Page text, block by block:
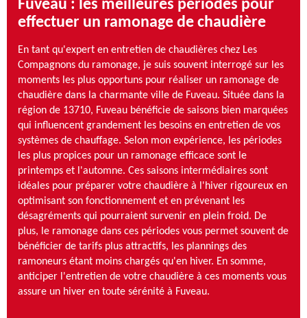
Fuveau : les meilleures périodes pour
effectuer un ramonage de chaudière
En tant qu'expert en entretien de chaudières chez Les
Compagnons du ramonage, je suis souvent interrogé sur les
moments les plus opportuns pour réaliser un ramonage de
chaudière dans la charmante ville de Fuveau. Située dans la
région de 13710, Fuveau bénéficie de saisons bien marquées
qui influencent grandement les besoins en entretien de vos
systèmes de chauffage. Selon mon expérience, les périodes
les plus propices pour un ramonage efficace sont le
printemps et l'automne. Ces saisons intermédiaires sont
idéales pour préparer votre chaudière à l'hiver rigoureux en
optimisant son fonctionnement et en prévenant les
désagréments qui pourraient survenir en plein froid. De
plus, le ramonage dans ces périodes vous permet souvent de
bénéficier de tarifs plus attractifs, les plannings des
ramoneurs étant moins chargés qu'en hiver. En somme,
anticiper l'entretien de votre chaudière à ces moments vous
assure un hiver en toute sérénité à Fuveau.